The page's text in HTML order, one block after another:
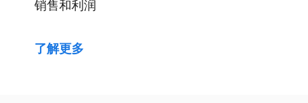
销售和利润
了解更多